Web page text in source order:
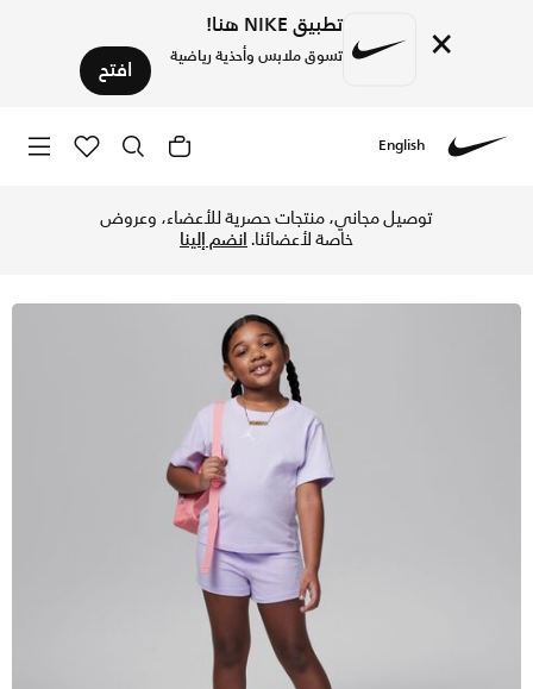
× تطبيق NIKE هنا!
تسوق ملابس وأحذية رياضية افتح
English
توصيل مجاني، منتجات حصرية للأعضاء، وعروض
خاصة لأعضائنا.انضم إلينا